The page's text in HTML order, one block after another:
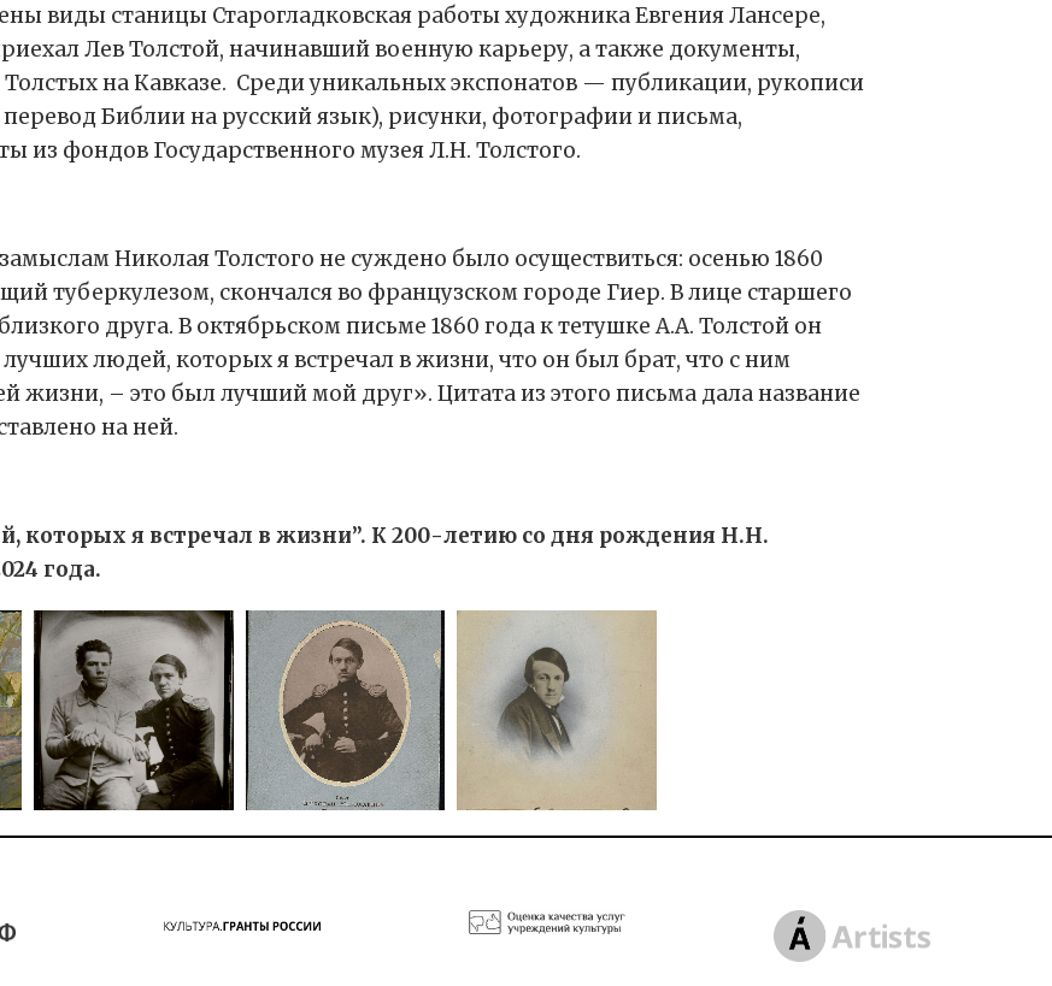
виды станицы Старогладковская работы художника Евгения Лансере,
Лев Толстой, начинавший военную карьеру, а также документы,
на Кавказе. Среди уникальных экспонатов — публикации, рукописи
Библии на русский язык), рисунки, фотографии и письма,
из фондов Государственного музея Л.Н. Толстого.
Николая Толстого не суждено было осуществиться: осенью 1860
туберкулезом, скончался во французском городе Гиер. В лице старшего
друга. В октябрьском письме 1860 года к тетушке А.А. Толстой он
людей, которых я встречал в жизни, что он был брат, что с ним
жизни, – это был лучший мой друг». Цитата из этого письма дала название
на ней.
которых я встречал в жизни”. К 200-летию со дня рождения Н.Н.
года.